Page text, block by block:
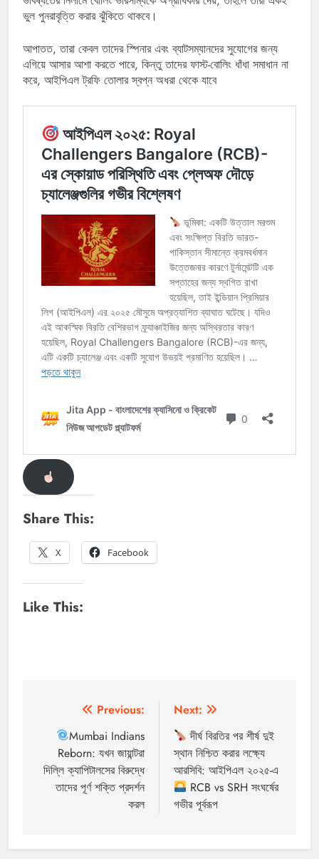
ভুল পুনরাবৃত্তি করার ঝুঁকিতে থাকবে।
আপাতত, তারা কেবল তাদের স্পিনার এবং ব্যাটসম্যানদের সুযোগের জন্য
এগিয়ে আসার আশা করতে পারে, কিন্তু তাদের ফাস্ট-বোলিং ধাঁধা সমাধান না
করে, আইপিএল ট্রফি তোলার স্বপ্ন অধরা থেকে যাবে
Share This:
X Facebook
Like This:
ন্যাভিগেশন
Previous:
Mumbai Indians
Reborn: যখন জায়ান্টরা
দিল্লি ক্যাপিটালসের বিরুদ্ধে
তাদের পূর্ণ শক্তি প্রদর্শন
করল
Next:
দীর্ঘ বিরতির পর শীর্ষ দুই
স্থান নিশ্চিত করার লক্ষ্যে
আরসিবি: আইপিএল ২০২৫-এ
RCB vs SRH সংঘর্ষের
গভীর পূর্বরূপ